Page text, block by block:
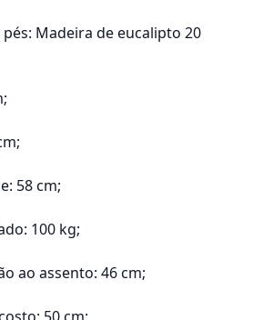
Madeira de eucalipto 20
58 cm;
100 kg;
ao assento: 46 cm;